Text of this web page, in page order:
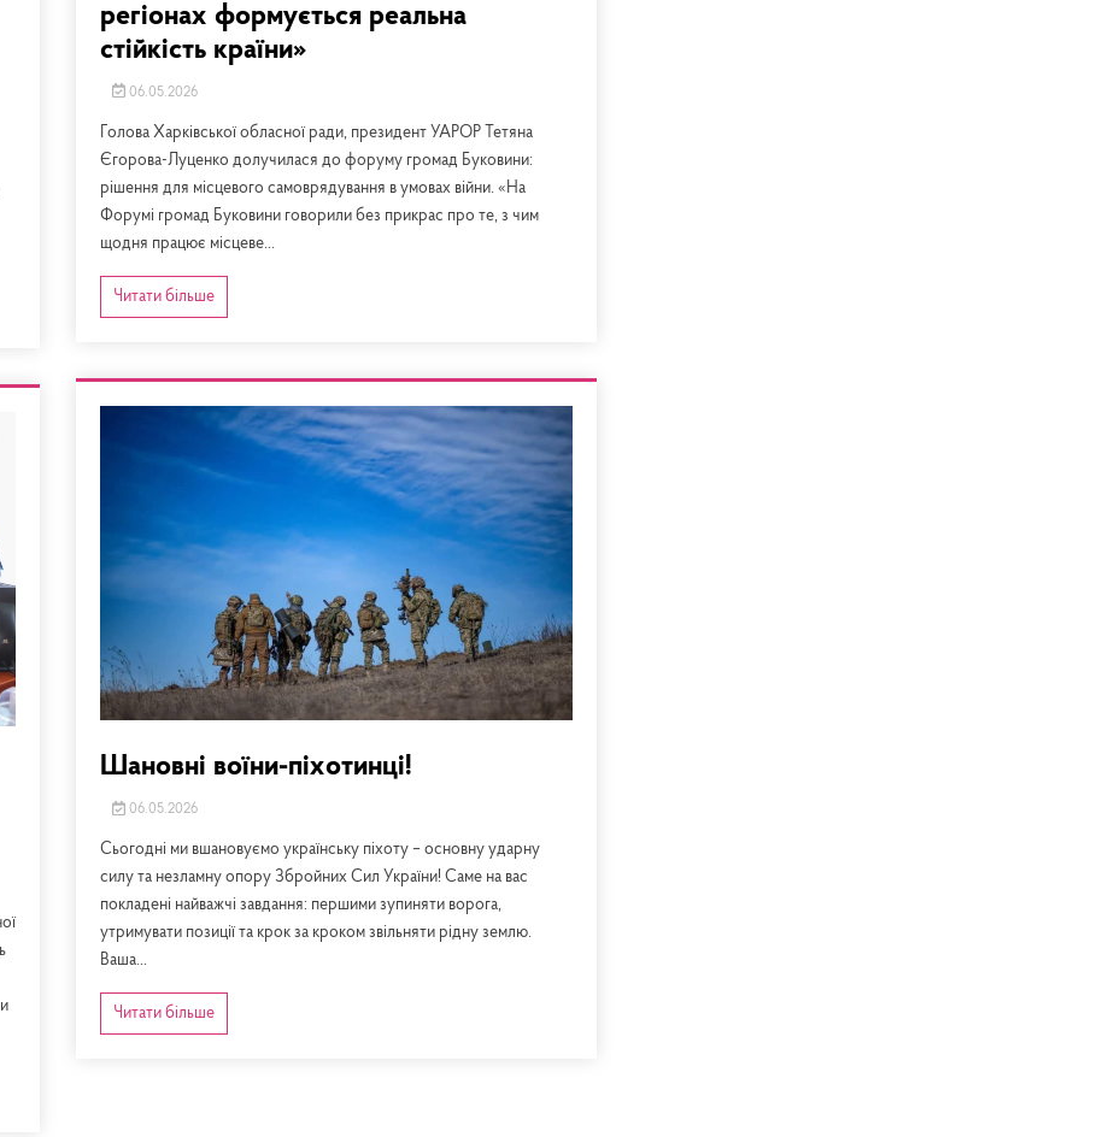
регіонах формується реальна
стійкість країни»
06.05.2026
Голова Харківської обласної ради, президент УАРОР Тетяна
Єгорова-Луценко долучилася до форуму громад Буковини:
рішення для місцевого самоврядування в умовах війни. «На
Форумі громад Буковини говорили без прикрас про те, з чим
щодня працює місцеве...
Читати більше
Шановні воїни-піхотинці!
06.05.2026
Сьогодні ми вшановуємо українську піхоту – основну ударну
силу та незламну опору Збройних Сил України! Саме на вас
покладені найважчі завдання: першими зупиняти ворога,
утримувати позиції та крок за кроком звільняти рідну землю.
Ваша...
Читати більше